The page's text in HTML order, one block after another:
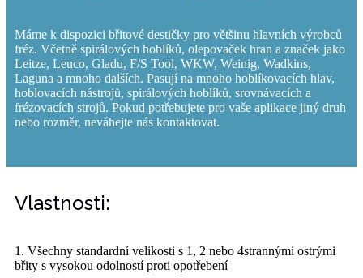
Máme k dispozici břitové destičky pro většinu hlavních výrobců
fréz. Včetně spirálových hoblíků, olepovaček hran a značek jako
Leitze, Leuco, Gladu, F/S Tool, WKW, Weinig, Wadkins,
Laguna a mnoho dalších. Pasují na mnoho hoblíkovacích hlav,
hoblovacích nástrojů, spirálových hoblíků, srovnávacích a
frézovacích strojů. Pokud potřebujete pro vaše aplikace jiný druh
nebo rozměr, neváhejte nás kontaktovat.
Vlastnosti:
1. Všechny standardní velikosti s 1, 2 nebo 4strannými ostrými
břity s vysokou odolností proti opotřebení